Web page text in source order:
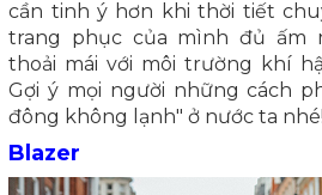
cần tinh ý hơn khi thời tiết
trang phục của mình đủ ấm
thoải mái với môi trường khí
Gợi ý mọi người những cách
đông không lạnh" ở nước ta nhé!
Blazer